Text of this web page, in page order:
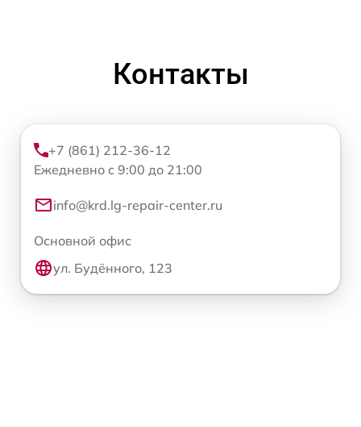
Контакты
+7 (861) 212-36-12
Ежедневно с 9:00 до 21:00
info@krd.lg-repair-center.ru
Основной офис
ул. Будённого, 123